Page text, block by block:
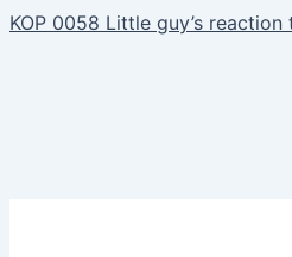
KOP 0058 Little guy’s